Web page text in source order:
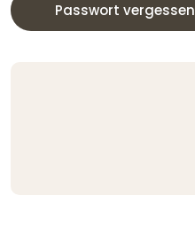
Passwort vergessen